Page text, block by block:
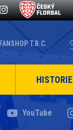
FANSHOP T.B.C.
HISTORIE
YouTube